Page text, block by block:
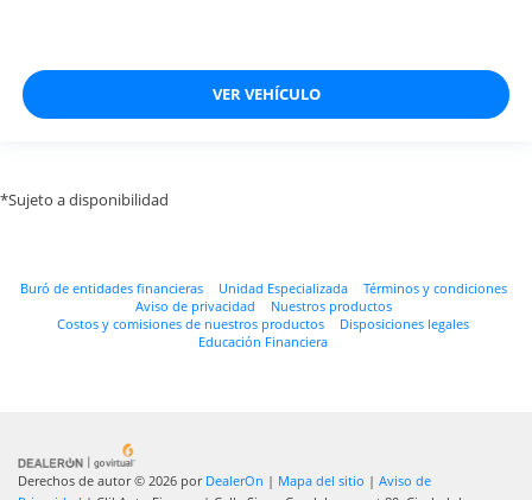
VER VEHÍCULO
*Sujeto a disponibilidad
Buró de entidades financieras Unidad Especializada
Términos y condiciones
Aviso de privacidad
Nuestros productos
Costos y comisiones de nuestros productos
Disposiciones legales
Educación Financiera
Derechos de autor © 2026 por DealerOn | Mapa del sitio | Aviso de